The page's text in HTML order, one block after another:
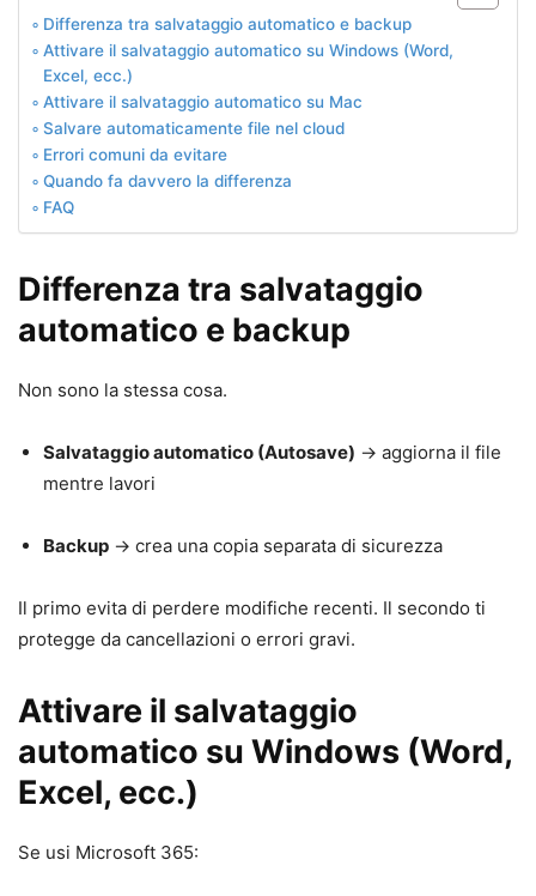
Differenza tra salvataggio automatico e backup
Attivare il salvataggio automatico su Windows (Word,
Excel, ecc.)
Attivare il salvataggio automatico su Mac
Salvare automaticamente file nel cloud
Errori comuni da evitare
Quando fa davvero la differenza
FAQ
Differenza tra salvataggio
automatico e backup
Non sono la stessa cosa.
Salvataggio automatico (Autosave) → aggiorna il file
mentre lavori
Backup → crea una copia separata di sicurezza
Il primo evita di perdere modifiche recenti. Il secondo ti
protegge da cancellazioni o errori gravi.
Attivare il salvataggio
automatico su Windows (Word,
Excel, ecc.)
Se usi Microsoft 365: